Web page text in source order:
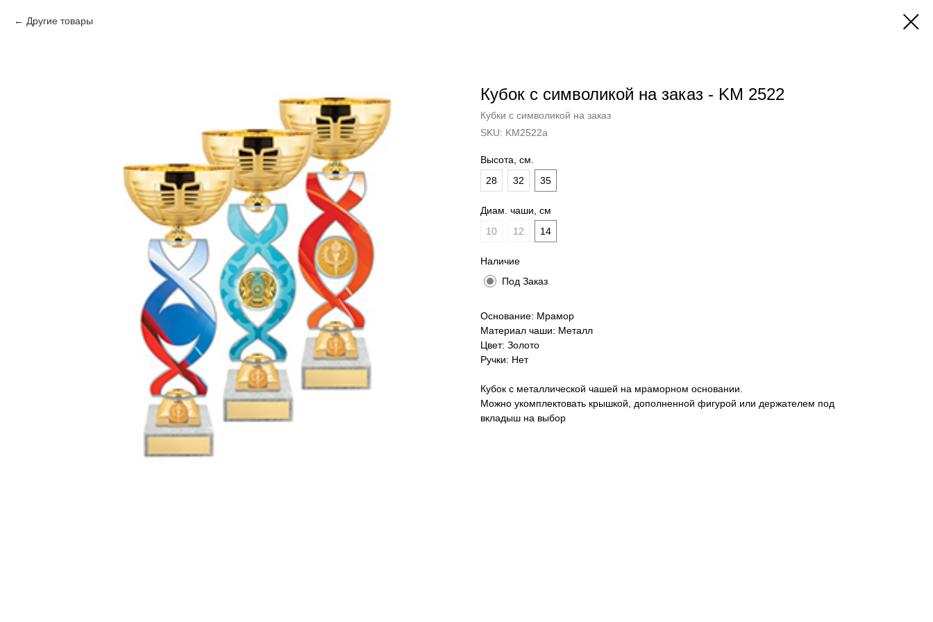
Другие товары
Кубок с символикой на заказ - KM 2522
Кубки с символикой на заказ
SKU: KM2522a
Высота, см.
28
32 35
Диам. чаши, см
10
12 14
Наличие
Под Заказ
Основание: Мрамор
Материал чаши: Металл
Цвет: Золото
Ручки: Нет
Кубок с металлической чашей на мраморном основании.
Можно укомплектовать крышкой, дополненной фигурой или держателем под
вкладыш на выбор